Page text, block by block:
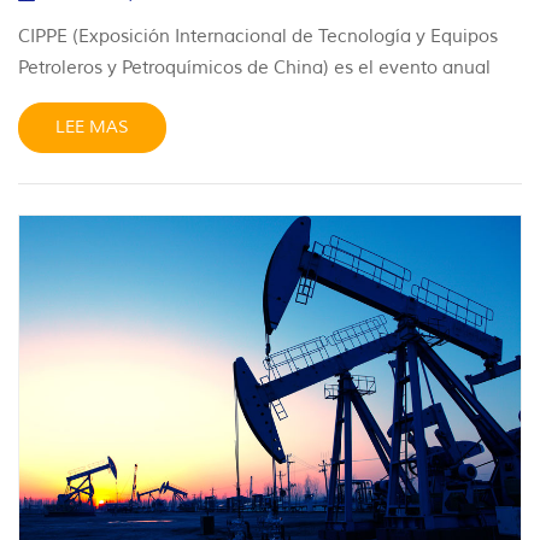
CIPPE (Exposición Internacional de Tecnología y Equipos
Petroleros y Petroquímicos de China) es el evento anual
líder a nivel mundial para industria del petróleo y el gas ,
que se celebra anualmente en Beijing. JST Seals es un
semiconductores, GNL, química, minería de carbón,
equipos médicos y otras. Aspiramos alto y miramos lejos,
ofreciendo un servicio profesional y confiable. soluciones
de sellado Para aplicaciones especialmente duras. ¡Nos
vemos en CIPPE en Pekín! Pabellón W2, W2555, del 26 al
LEE MAS